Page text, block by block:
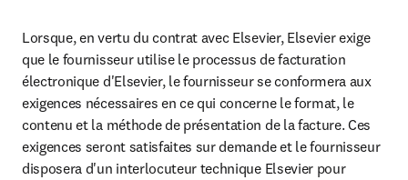
Lorsque, en vertu du contrat avec Elsevier, Elsevier exige
que le fournisseur utilise le processus de facturation
électronique d'Elsevier, le fournisseur se conformera aux
exigences nécessaires en ce qui concerne le format, le
contenu et la méthode de présentation de la facture. Ces
exigences seront satisfaites sur demande et le fournisseur
disposera d'un interlocuteur technique Elsevier pour